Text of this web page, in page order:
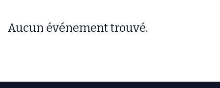
Aucun événement trouvé.